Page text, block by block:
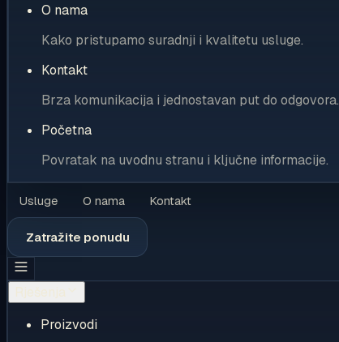
O nama
Kako pristupamo suradnji i kvalitetu usluge.
Kontakt
Brza komunikacija i jednostavan put do odgovora.
Početna
Povratak na uvodnu stranu i ključne informacije.
Usluge O nama Kontakt
Zatražite ponudu
Proizvodi